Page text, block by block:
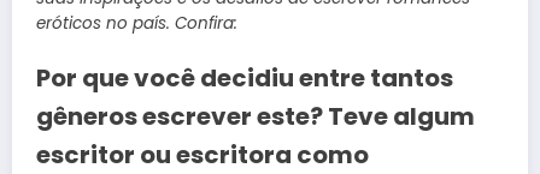
eróticos no país. Confira:
Por que você decidiu entre tantos
gêneros escrever este? Teve algum
escritor ou escritora como